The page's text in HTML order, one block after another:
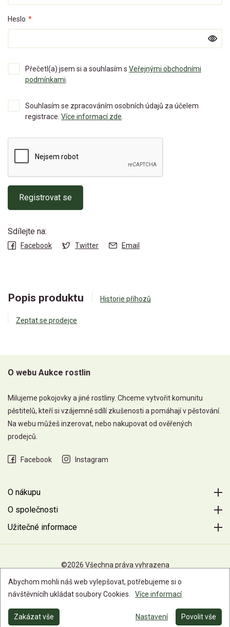
Heslo *
Přečetl(a) jsem si a souhlasím s Veřejnými obchodními
podmínkami.
Souhlasím se zpracováním osobních údajů za účelem
registrace. Více informací zde.
Registrovat se
Sdílejte na:
Facebook Twitter Email
Popis produktu Historie příhozů
Zeptat se prodejce
O webu Aukce rostlin
Milujeme pokojovky a jiné rostliny. Chceme vytvořit komunitu
pěstitelů, kteří si vzájemně sdílí zkušenosti a pomáhají v pěstování.
Na webu můžeš inzerovat, nebo nakupovat od ověřených
prodejců.
Facebook Instagram
O nákupu
O společnosti
Užitečné informace
©2026 Všechna práva vyhrazena
Abychom mohli náš web vylepšovat, potřebujeme si o
návštěvnícíh ukládat soubory Cookies.
Více informací
Zakázat vše Nastavení Povolit vše